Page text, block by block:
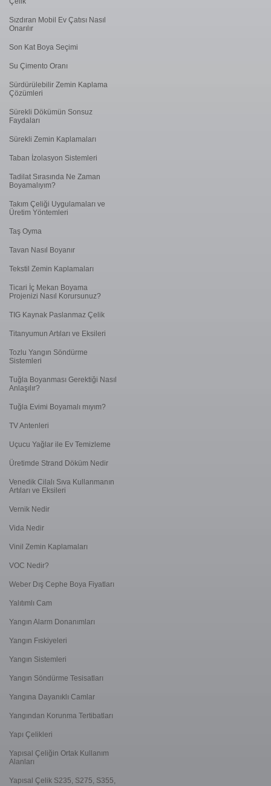
Sızdıran Mobil Ev Çatısı Nasıl
Onarılır
Son Kat Boya Seçimi
Su Çimento Oranı
Sürdürülebilir Zemin Kaplama
Çözümleri
Sürekli Dökümün Sonsuz
Faydaları
Sürekli Zemin Kaplamaları
Taban İzolasyon Sistemleri
Tadilat Sırasında Ne Zaman
Boyamalıyım?
Takım Çeliği Uygulamaları ve
Üretim Yöntemleri
Taş Oyma
Tavan Nasıl Boyanır
Tekstil Zemin Kaplamaları
Ticari İç Mekan Boyama
Projenizi Nasıl Korursunuz?
TIG Kaynak Paslanmaz Çelik
Titanyumun Artıları ve Eksileri
Tozlu Yangın Söndürme
Sistemleri
Tuğla Boyanması Gerektiği Nasıl
Anlaşılır?
Tuğla Evimi Boyamalı mıyım?
TV Antenleri
Uçucu Yağlar ile Ev Temizleme
Üretimde Strand Döküm Nedir
Venedik Cilalı Sıva Kullanmanın
Artıları ve Eksileri
Vernik Nedir
Vida Nedir
Vinil Zemin Kaplamaları
VOC Nedir?
Weber Dış Cephe Boya Fiyatları
Yalıtımlı Cam
Yangın Alarm Donanımları
Yangın Fıskiyeleri
Yangın Sistemleri
Yangın Söndürme Tesisatları
Yangına Dayanıklı Camlar
Yangından Korunma Tertibatları
Yapı Çelikleri
Yapısal Çeliğin Ortak Kullanım
Alanları
Yapısal Çelik S235, S275, S355,